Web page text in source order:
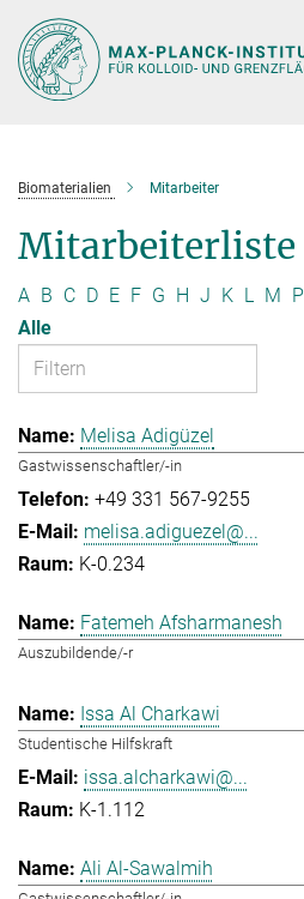
Hauptinhalt
Biomaterialien Mitarbeiter
Mitarbeiterliste
A B C D E F G H J K L M P
Alle
Melisa Adigüzel
Gastwissenschaftler/-in
+49 331 567-9255
melisa.adiguezel@...
K-0.234
Fatemeh Afsharmanesh
Auszubildende/-r
Issa Al Charkawi
Studentische Hilfskraft
issa.alcharkawi@...
K-1.112
Ali Al-Sawalmih